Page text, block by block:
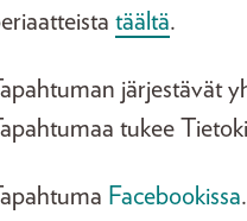
täältä.
järjestävät
tukee
Facebookissa.